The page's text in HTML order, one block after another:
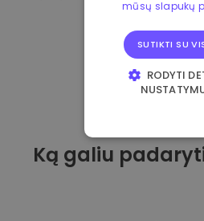
Ką galiu
mūsų slapukų
SUTIKTI SU
RODYTI
VEIKIMĄ